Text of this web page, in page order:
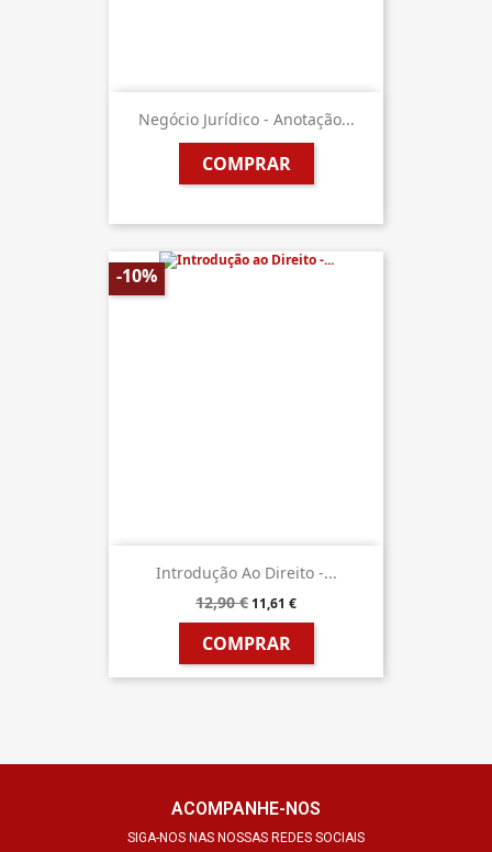
Negócio Jurídico - Anotação...
COMPRAR
Introdução Ao Direito -...
12,90 € 11,61 €
COMPRAR
-10%
ACOMPANHE-NOS
SIGA-NOS NAS NOSSAS REDES SOCIAIS